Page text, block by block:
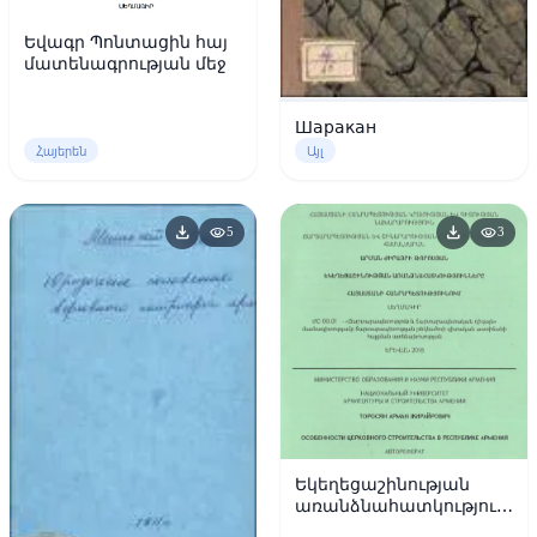
Եվագր Պոնտացին հայ
մատենագրության մեջ
Հայերեն
Шаракан
Այլ
download visibility5 download visibility3
Եկեղեցաշինության